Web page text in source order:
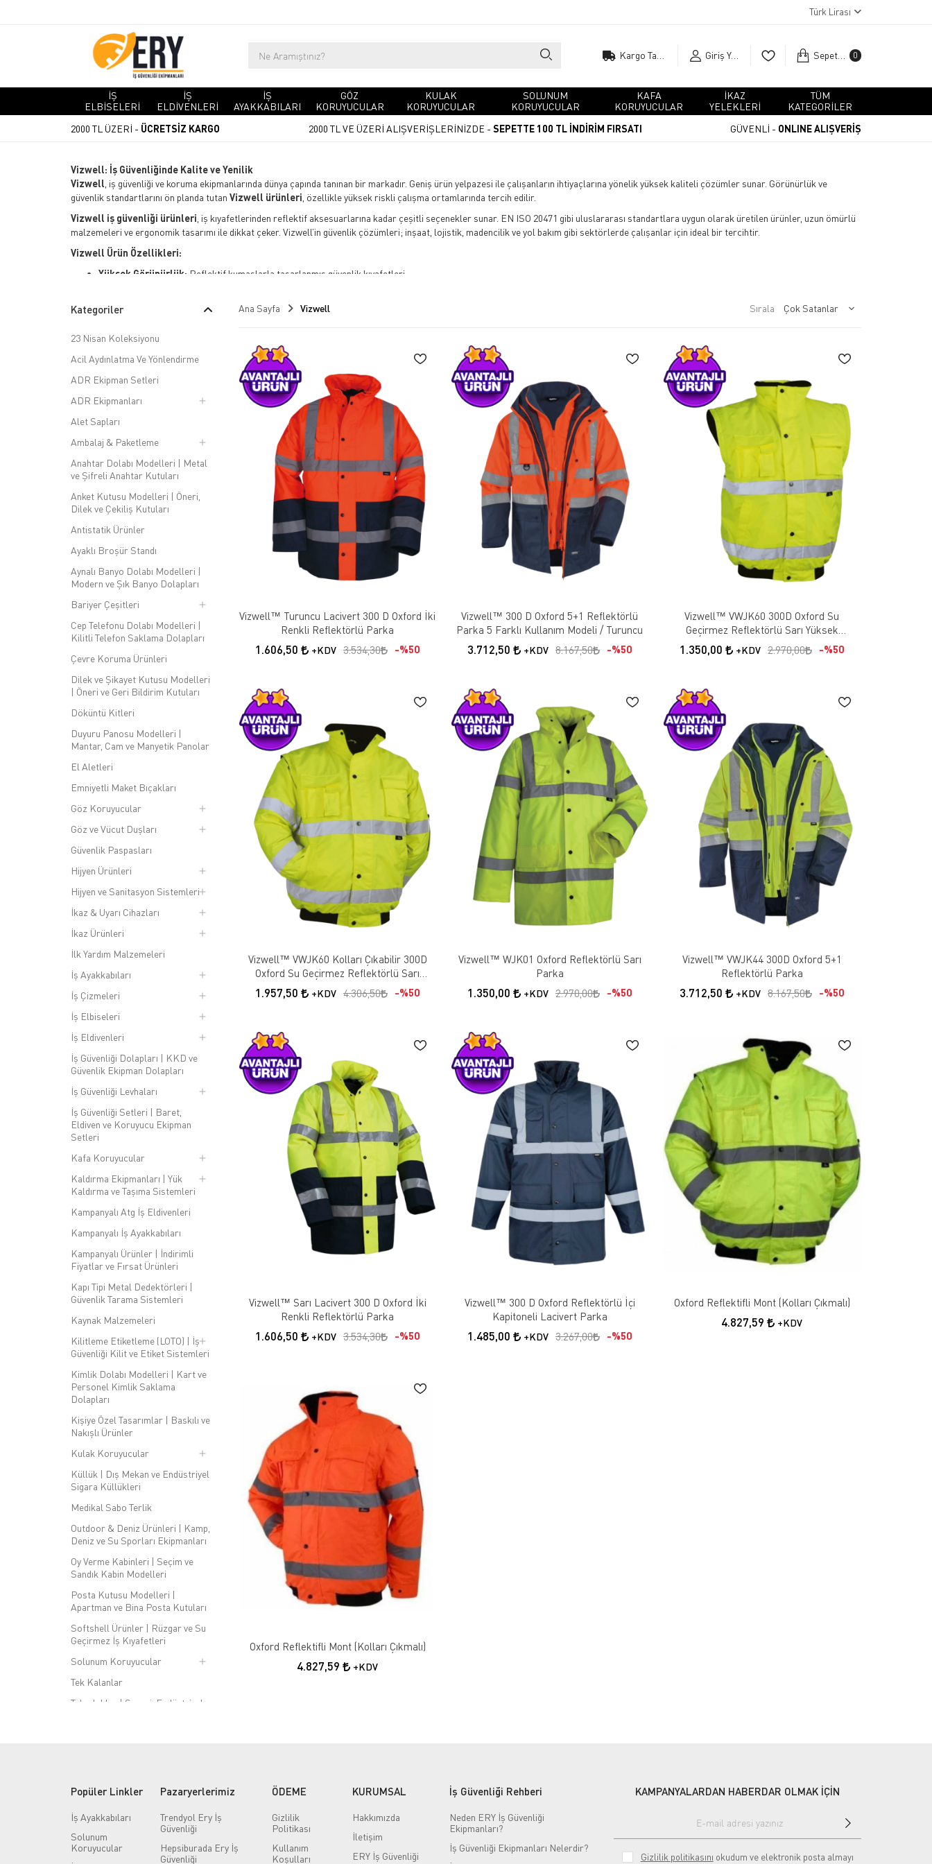
Türk Lirası
Giriş Yap Sepetim 0
İŞ
ELBİSELERİ
İŞ
ELDİVENLERİ
İŞ
AYAKKABILARI
GÖZ
KORUYUCULAR
KULAK
KORUYUCULAR
SOLUNUM
KORUYUCULAR
KAFA
KORUYUCULAR
İKAZ
YELEKLERİ
TÜM
KATEGORİLER
2000 TL ÜZERİ - ÜCRETSİZ KARGO 2000 TL VE ÜZERİ ALIŞVERİŞLERİNİZDE - SEPETTE 100 TL İNDİRİM FIRSATI GÜVENLİ - ONLINE ALIŞVERİŞ
Vizwell: İş Güvenliğinde Kalite ve Yenilik
Vizwell , iş güvenliği ve koruma ekipmanlarında dünya çapında tanınan bir markadır. Geniş ürün yelpazesi ile çalışanların ihtiyaçlarına yönelik yüksek kaliteli çözümler sunar. Görünürlük ve
güvenlik standartlarını ön planda tutan Vizwell ürünleri , özellikle yüksek riskli çalışma ortamlarında tercih edilir.
Vizwell iş güvenliği ürünleri , iş kıyafetlerinden reflektif aksesuarlarına kadar çeşitli seçenekler sunar. EN ISO 20471 gibi uluslararası standartlara uygun olarak üretilen ürünler, uzun ömürlü
malzemeleri ve ergonomik tasarımı ile dikkat çeker. Vizwell’in güvenlik çözümleri; inşaat, lojistik, madencilik ve yol bakım gibi sektörlerde çalışanlar için ideal bir tercihtir.
Vizwell Ürün Özellikleri:
Yüksek Görünürlük: Reflektif kumaşlarla tasarlanmış güvenlik kıyafetleri.
Uluslararası Standartlara Uyum:EN ISO 20471 gibi güvenlik standartlarına uygun üretim.
Çalışan güvenliğini en üst düzeye çıkaran
Vizwell ürünleri
, kaliteli üretim anlayışı ve modern tasarımları ile iş güvenliği sektöründe lider markalardan biridir. Çalışma ortamınızda güvenliği
artırmak için hemen Vizwell ürünlerini keşfedin!
Kategoriler
23 Nisan Koleksiyonu
Acil Aydınlatma Ve Yönlendirme
ADR Ekipman Setleri
ADR Ekipmanları
Alet Sapları
Ambalaj & Paketleme
Anahtar Dolabı Modelleri | Metal
ve Şifreli Anahtar Kutuları
Anket Kutusu Modelleri | Öneri,
Dilek ve Çekiliş Kutuları
Antistatik Ürünler
Ayaklı Broşür Standı
Aynalı Banyo Dolabı Modelleri |
Modern ve Şık Banyo Dolapları
Bariyer Çeşitleri
Cep Telefonu Dolabı Modelleri |
Kilitli Telefon Saklama Dolapları
Çevre Koruma Ürünleri
Dilek ve Şikayet Kutusu Modelleri
| Öneri ve Geri Bildirim Kutuları
Döküntü Kitleri
Duyuru Panosu Modelleri |
Mantar, Cam ve Manyetik Panolar
El Aletleri
Emniyetli Maket Bıçakları
Göz Koruyucular
Göz ve Vücut Duşları
Güvenlik Paspasları
Hijyen Ürünleri
Hijyen ve Sanitasyon Sistemleri
İkaz & Uyarı Cihazları
İkaz Ürünleri
İlk Yardım Malzemeleri
İş Ayakkabıları
İş Çizmeleri
İş Elbiseleri
İş Eldivenleri
İş Güvenliği Dolapları | KKD ve
Güvenlik Ekipman Dolapları
İş Güvenliği Levhaları
İş Güvenliği Setleri | Baret,
Eldiven ve Koruyucu Ekipman
Setleri
Kafa Koruyucular
Kaldırma Ekipmanları | Yük
Kaldırma ve Taşıma Sistemleri
Kampanyalı Atg İş Eldivenleri
Kampanyalı İş Ayakkabıları
Kampanyalı Ürünler | İndirimli
Fiyatlar ve Fırsat Ürünleri
Kapı Tipi Metal Dedektörleri |
Güvenlik Tarama Sistemleri
Kaynak Malzemeleri
Kilitleme Etiketleme (LOTO) | İş
Güvenliği Kilit ve Etiket Sistemleri
Kimlik Dolabı Modelleri | Kart ve
Personel Kimlik Saklama
Dolapları
Kişiye Özel Tasarımlar | Baskılı ve
Nakışlı Ürünler
Kulak Koruyucular
Küllük | Dış Mekan ve Endüstriyel
Sigara Küllükleri
Medikal Sabo Terlik
Outdoor & Deniz Ürünleri | Kamp,
Deniz ve Su Sporları Ekipmanları
Oy Verme Kabinleri | Seçim ve
Sandık Kabin Modelleri
Posta Kutusu Modelleri |
Apartman ve Bina Posta Kutuları
Softshell Ürünler | Rüzgar ve Su
Geçirmez İş Kıyafetleri
Solunum Koruyucular
Tek Kalanlar
Tekerlekler | Sanayi, Endüstriyel
Yağ ve Kimyasal Emici Kitler
Yangın Söndürme Tüpü
Yapıştırıcı & Bantlar
Yüksekte Çalışma Ekipmanları
Ana Sayfa Vizwell Sırala
Vizwell™ Turuncu Lacivert 300 D Oxford İki
Renkli Reflektörlü Parka
1.606,50 +KDV 3.534,30 %50
Vizwell™ 300 D Oxford 5+1 Reflektörlü
Parka 5 Farklı Kullanım Modeli / Turuncu
3.712,50 +KDV 8.167,50 %50
Vizwell™ VWJK60 300D Oxford Su
Geçirmez Reflektörlü Sarı Yüksek
Görünürlük Yelek
1.350,00 +KDV 2.970,00 %50
Vizwell™ VWJK60 Kolları Çıkabilir 300D
Oxford Su Geçirmez Reflektörlü Sarı
Yüksek Görünürlük Pilot Mont
1.957,50 +KDV 4.306,50 %50
Vizwell™ WJK01 Oxford Reflektörlü Sarı
Parka
1.350,00 +KDV 2.970,00 %50
Vizwell™ VWJK44 300D Oxford 5+1
Reflektörlü Parka
3.712,50 +KDV 8.167,50 %50
Vizwell™ Sarı Lacivert 300 D Oxford İki
Renkli Reflektörlü Parka
1.606,50 +KDV 3.534,30 %50
Vizwell™ 300 D Oxford Reflektörlü İçi
Kapitoneli Lacivert Parka
1.485,00 +KDV 3.267,00 %50
Oxford Reflektifli Mont (Kolları Çıkmalı)
4.827,59 +KDV
Oxford Reflektifli Mont (Kolları Çıkmalı)
4.827,59 +KDV
Popüler Linkler
İş Ayakkabıları
Solunum
Koruyucular
Pazaryerlerimiz
Trendyol Ery İş
Güvenliği
Hepsiburada Ery İş
Güvenliği
ÖDEME
Gizlilik
Politikası
Kullanım
Koşulları
KURUMSAL
Hakkımızda
İletişim
ERY İş Güvenliği
İş Güvenliği Rehberi
Neden ERY İş Güvenliği
Ekipmanları?
İş Güvenliği Ekipmanları Nelerdir?
KAMPANYALARDAN HABERDAR OLMAK İÇİN
Gizlilik politikasını okudum ve elektronik posta almayı